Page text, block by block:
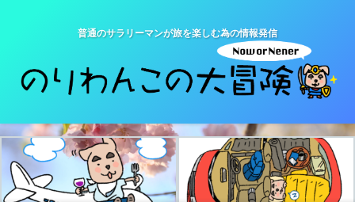
普通のサラリーマンが旅を楽しむ為の情報発信